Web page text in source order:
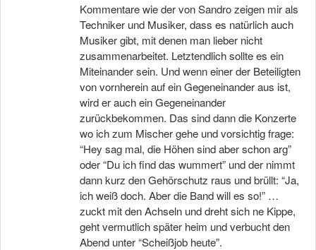
Kommentare wie der von Sandro zeigen mir als
Techniker und Musiker, dass es natürlich auch
Musiker gibt, mit denen man lieber nicht
zusammenarbeitet. Letztendlich sollte es ein
Miteinander sein. Und wenn einer der Beteiligten
von vornherein auf ein Gegeneinander aus ist,
wird er auch ein Gegeneinander
zurückbekommen. Das sind dann die Konzerte
wo ich zum Mischer gehe und vorsichtig frage:
“Hey sag mal, die Höhen sind aber schon arg”
oder “Du ich find das wummert” und der nimmt
dann kurz den Gehörschutz raus und brüllt: “Ja,
ich weiß doch. Aber die Band will es so!” …
zuckt mit den Achseln und dreht sich ne Kippe,
geht vermutlich später heim und verbucht den
Abend unter “Scheißjob heute”.